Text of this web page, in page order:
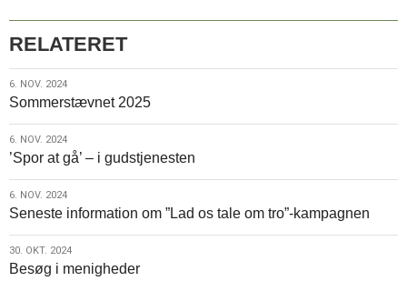
menighed
med
tro
på
fremtidenForrige
indlæg:
Leonard
Cohen
Oure
og
Brande
RELATERET
6.
nov.
2024
6. NOV. 2024
Sommerstævnet 2025
6.
nov.
2024
6. NOV. 2024
’Spor at gå’ – i gudstjenesten
6.
nov.
2024
6. NOV. 2024
Seneste information om ”Lad os tale om tro”-kampagnen
30.
okt.
30. OKT. 2024
Besøg i menigheder